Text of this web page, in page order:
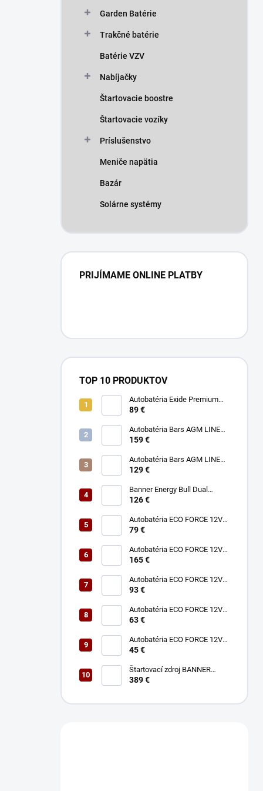
Garden Batérie
Trakčné batérie
Batérie VZV
Nabíjačky
Štartovacie boostre
Štartovacie vozíky
Príslušenstvo
Meniče napätia
Bazár
Solárne systémy
PRIJÍMAME ONLINE PLATBY
TOP 10 PRODUKTOV
Autobatéria Exide Premium
12V 77Ah 760A
89 €
Autobatéria Bars AGM LINE
12V 95Ah 850A
159 €
Autobatéria Bars AGM LINE
12V 70Ah 760A
129 €
Banner Energy Bull Dual
Power 12V 75Ah 680A
126 €
Autobatéria ECO FORCE 12V
75Ah 680A
79 €
Autobatéria ECO FORCE 12V
180Ah 1050A
165 €
Autobatéria ECO FORCE 12V
100Ah 760A
93 €
Autobatéria ECO FORCE 12V
60Ah 490A
63 €
Autobatéria ECO FORCE 12V
45Ah 360A
45 €
Štartovací zdroj BANNER
BOOSTER 12V P3 EVO MAX
389 €